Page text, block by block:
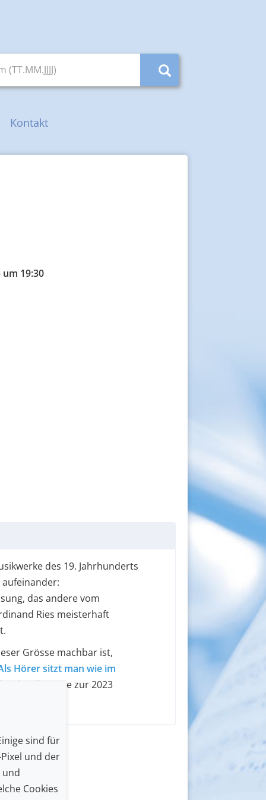
Kontakt
19:30
des 19. Jahrhunderts
das andere vom
Ries meisterhaft
Grösse machbar ist,
Hörer sitzt man wie im
Klassik Heute zur 2023
sind für
und der
und
Cookies